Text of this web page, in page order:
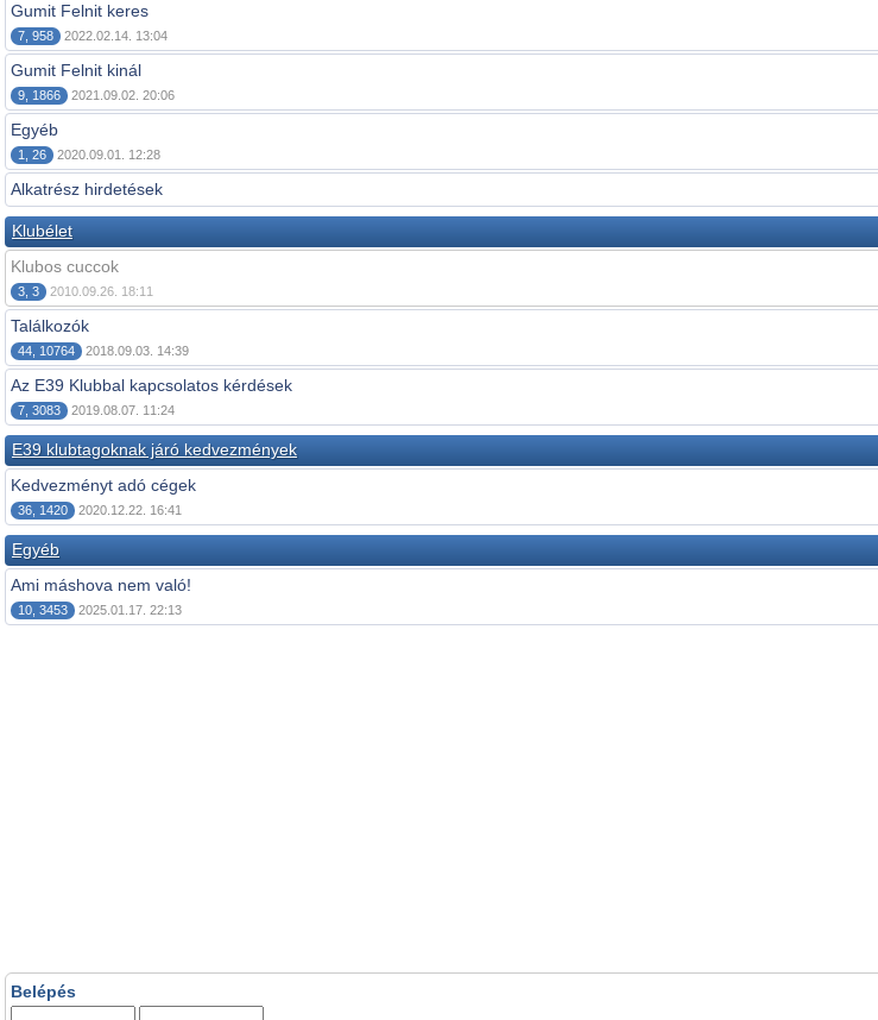
Gumit Felnit keres
7, 958 2022.02.14. 13:04
Gumit Felnit kinál
9, 1866 2021.09.02. 20:06
Egyéb
1, 26 2020.09.01. 12:28
Alkatrész hirdetések
Klubélet
Klubos cuccok
3, 3 2010.09.26. 18:11
Találkozók
44, 10764 2018.09.03. 14:39
Az E39 Klubbal kapcsolatos kérdések
7, 3083 2019.08.07. 11:24
E39 klubtagoknak járó kedvezmények
Kedvezményt adó cégek
36, 1420 2020.12.22. 16:41
Egyéb
Ami máshova nem való!
10, 3453 2025.01.17. 22:13
Belépés